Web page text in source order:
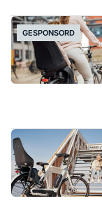
GESPONSORD